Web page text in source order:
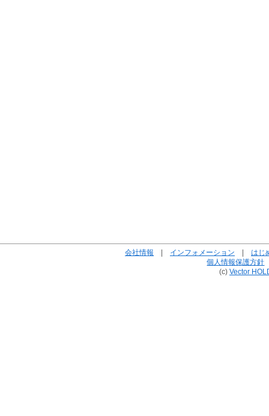
会社情報 | インフォメーション | はじ
個人情報保護方針
(c) Vector